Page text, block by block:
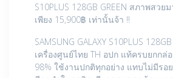
S10PLUS 128GB GREEN สภาพสวย
เพียง 15,900฿ เท่านั้นจ้า !!
SAMSUNG GALAXY S10PLUS
เครื่องศูนย์ไทย TH อปก แท้ครบยกกล่
98% ใช้งานปกติทุกอย่าง แทบไม่มีรอ